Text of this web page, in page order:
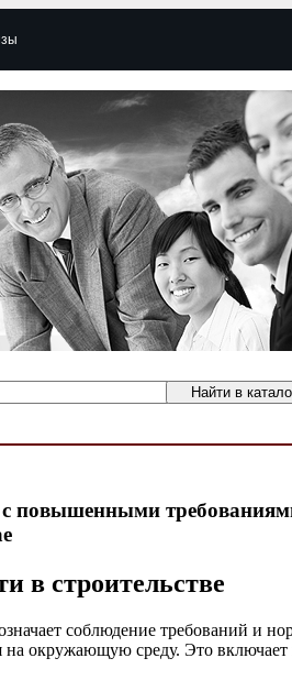
с повышенными
в строительстве
соблюдение требований и
на окружающую среду. Это включает